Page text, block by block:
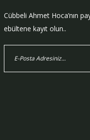
Cübbeli Ahmet Hoca’nın
ebültene kayıt olun..